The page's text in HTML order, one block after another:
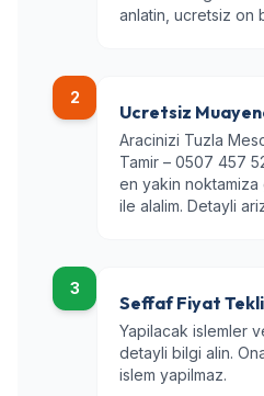
anlatin, ucretsiz on
2
Ucretsiz
Aracinizi Tuzla
Tamir – 0507 457
en yakin
ile alalim. Detayli
3
Seffaf Fiyat
Yapilacak islemler
detayli bilgi alin.
islem yapilmaz.